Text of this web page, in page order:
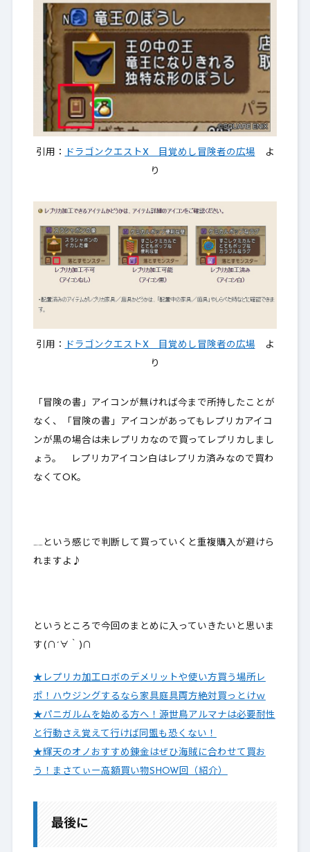
引用： ドラゴンクエストX 目覚めし冒険者の広場 よ
り
引用： ドラゴンクエストX 目覚めし冒険者の広場 よ
り
「冒険の書」アイコンが無ければ今まで所持したことが
なく、「冒険の書」アイコンがあってもレプリカアイコ
ンが黒の場合は未レプリカ なので買ってレプリカしまし
ょう。 レプリカアイコン 白はレプリカ済みなので買わ
なくてOK。
……という感じで判断して買っていくと重複購入が避けら
れますよ♪
というところで今回のまとめに入っていきたいと思いま
す(∩´∀｀)∩
★レプリカ加工ロボのデメリットや使い方買う場所レ
ポ！ハウジングするなら家具庭具両方絶対買っとけｗ
★パニガルムを始める方へ！源世鳥アルマナは必要耐性
と行動さえ覚えて行けば同盟も恐くない！
★輝天のオノおすすめ錬金はぜひ海賊に合わせて買お
う！まさてぃー高額買い物SHOW回（紹介）
最後に